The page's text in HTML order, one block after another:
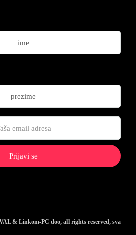
& Linkom-PC doo, all rights reserved, sva